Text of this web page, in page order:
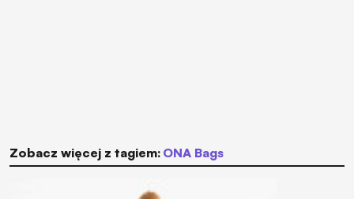
Zobacz więcej z tagiem: ONA Bags